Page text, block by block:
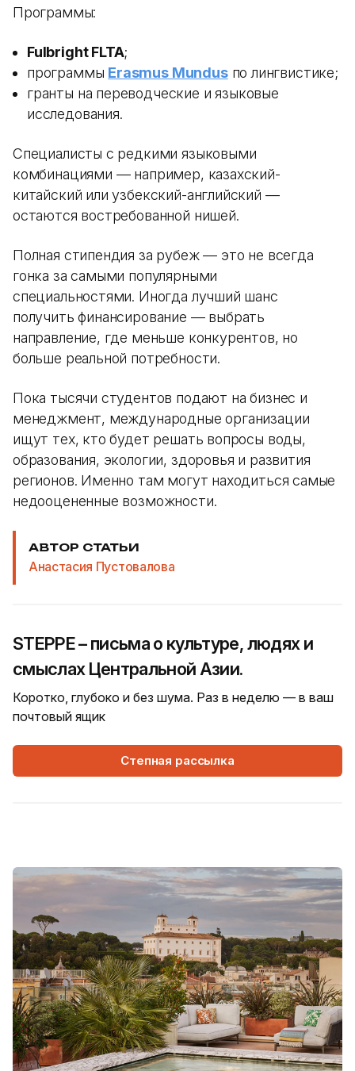
Программы:
Fulbright FLTA;
программы Erasmus Mundusпо лингвистике;
гранты на переводческие и языковые
исследования.
Специалисты с редкими языковыми
комбинациями — например, казахский-
китайский или узбекский-английский —
остаются востребованной нишей.
Полная стипендия за рубеж — это не всегда
гонка за самыми популярными
специальностями. Иногда лучший шанс
получить финансирование — выбрать
направление, где меньше конкурентов, но
больше реальной потребности.
Пока тысячи студентов подают на бизнес и
менеджмент, международные организации
ищут тех, кто будет решать вопросы воды,
образования, экологии, здоровья и развития
регионов. Именно там могут находиться самые
недооцененные возможности.
АВТОР СТАТЬИ
Анастасия Пустовалова
STEPPE – письма о культуре, людях и
смыслах Центральной Азии.
Коротко, глубоко и без шума. Раз в неделю — в ваш
почтовый ящик
Степная рассылка